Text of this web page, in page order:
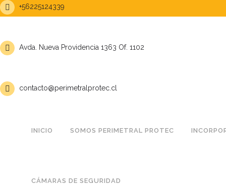
+56225124339
Avda. Nueva Providencia 1363 Of. 1102
contacto@perimetralprotec.cl
INICIO SOMOS PERIMETRAL PROTEC
CÁMARAS DE SEGURIDAD